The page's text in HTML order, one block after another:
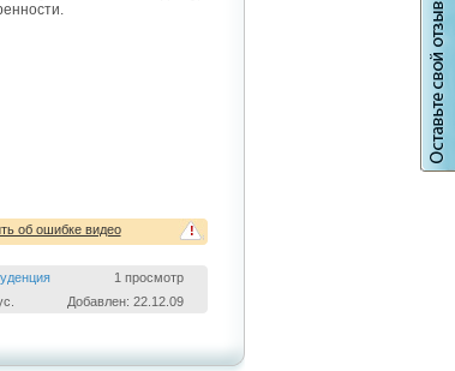
!
об ошибке видео
1 просмотр
Добавлен: 22.12.09